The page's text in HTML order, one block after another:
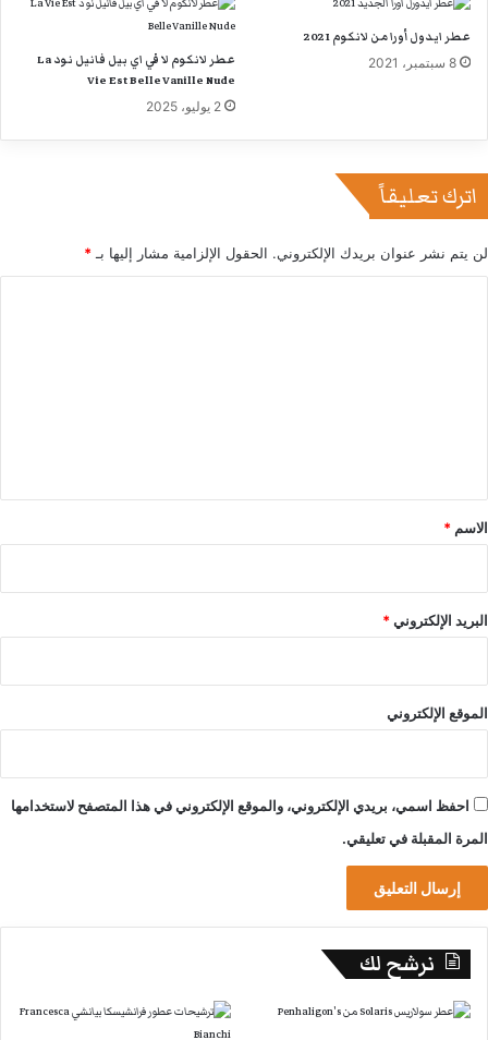
عطر ايدول أورا من لانكوم 2021
8 سبتمبر، 2021
عطر لانكوم لا في اي بيل فانيل نود La
Vie Est Belle Vanille Nude
2 يوليو، 2025
اترك تعليقاً
لن يتم نشر عنوان بريدك الإلكتروني. الحقول الإلزامية مشار إليها بـ*
*
الاسم *
البريد الإلكتروني*
الموقع الإلكتروني
احفظ اسمي، بريدي الإلكتروني، والموقع الإلكتروني في هذا المتصفح لاستخدامها
المرة المقبلة في تعليقي.
نرشح لك